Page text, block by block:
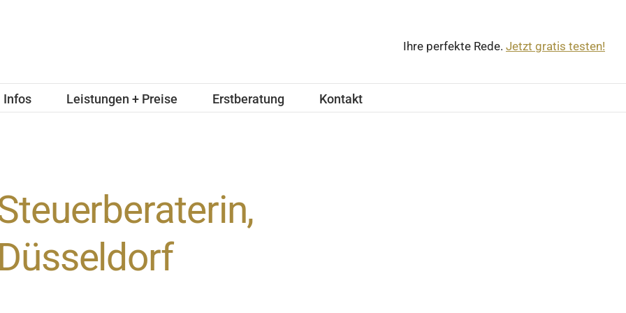
Ihre perfekte Rede. Jetzt gratis testen!
Infos Leistungen + Preise Erstberatung Kontakt
Düsseldorf